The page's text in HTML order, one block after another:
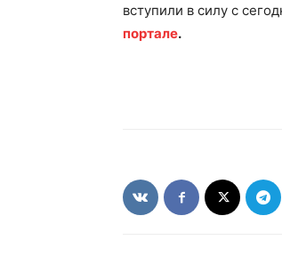
вступили в силу с
портале.